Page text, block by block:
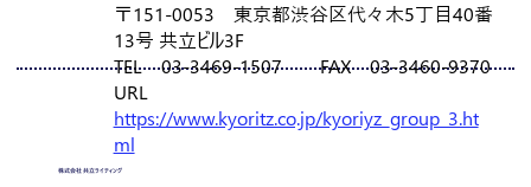
〒151-0053 東京都渋谷区代々木5丁目40番
13号 共立ビル3F
TEL 03-3469-1507 FAX 03-3460-9370
URL
https://www.kyoritz.co.jp/kyoriyz_group_3.ht
ml
株式会社 共立ライティング